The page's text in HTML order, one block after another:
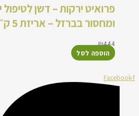
פרואיט ירקות – דשן לטיפול
ומחסור בברזל – אריזת 5 ק״ג
₪444
הוספה לסל
Facebook-f